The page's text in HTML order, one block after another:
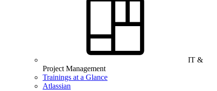
IT &
Project Management
Trainings at a Glance
Atlassian